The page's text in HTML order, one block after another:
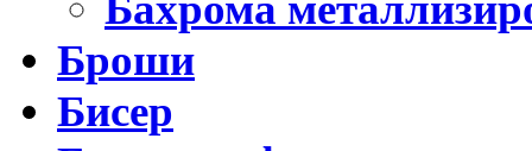
Броши
Бисер